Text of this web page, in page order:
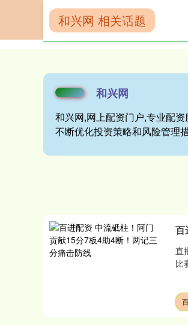
和兴网
和兴网,网上配资门户,专业配
不断优化投资策略和风险管理措
和兴网 相关话题
百
直
比